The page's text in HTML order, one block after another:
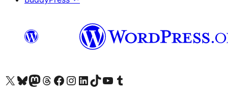
Visiteu el nostre compte X (abans Twitter)
Visiteu el nostre compte de Bluesky
Visiteu el nostre compte al Mastodon
Visiteu el nostre compte de Threads
Visiteu la nostra pàgina al Facebook
Visiteu el nostre compte d'Instagram
Visiteu el nostre compte de LinkedIn
Visiteu el nostre compte de TikTok
Visiteu el nostre canal al YouTube
Visiteu el nostre compte de Tumblr